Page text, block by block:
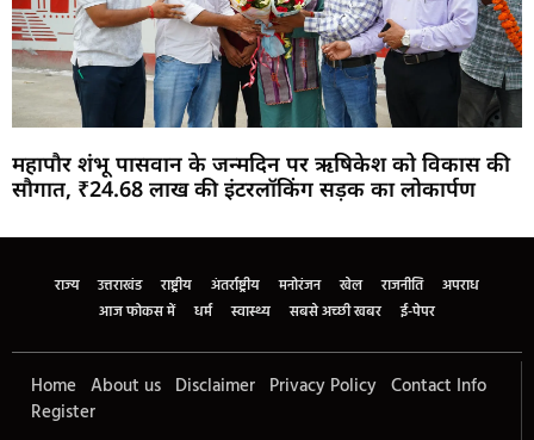
महापौर शंभू पासवान के जन्मदिन पर ऋषिकेश को विकास की
सौगात, ₹24.68 लाख की इंटरलॉकिंग सड़क का लोकार्पण
राज्य उत्तराखंड राष्ट्रीय अंतर्राष्ट्रीय मनोरंजन खेल राजनीति
अपराध
आज फोकस में
धर्म स्वास्थ्य सबसे अच्छी खबर ई-पेपर
Home About us Disclaimer Privacy Policy Contact Info
Register